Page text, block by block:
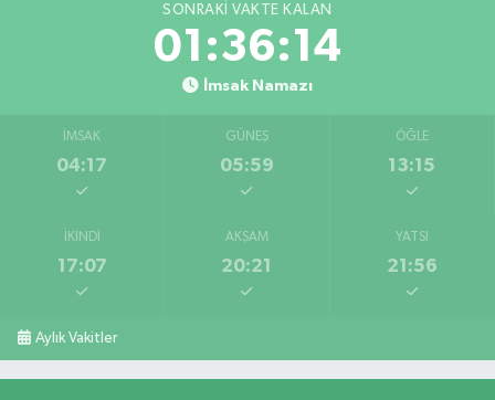
SONRAKI VAKTE KALAN
01:36:14
İmsak Namazı
İMSAK
04:17
GÜNEŞ
05:59
ÖĞLE
13:15
İKINDI
17:07
AKŞAM
20:21
YATSI
21:56
Aylık Vakitler